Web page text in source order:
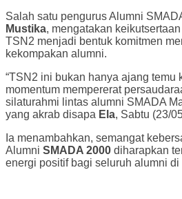
Salah satu pengurus Alumni
Mustika, mengatakan
TSN2 menjadi bentuk komitmen
kekompakan alumni.
“TSN2 ini bukan hanya ajang temu
momentum mempererat
silaturahmi lintas alumni SMADA
yang akrab disapa Ela, Sabtu (23/
Ia menambahkan, semangat
Alumni SMADA 2000 diharapkan
energi positif bagi seluruh alumni